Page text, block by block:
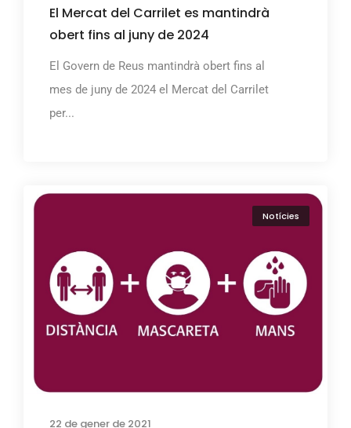
El Mercat del Carrilet es mantindrà
obert fins al juny de 2024
El Govern de Reus mantindrà obert fins al
mes de juny de 2024 el Mercat del Carrilet
per...
Notícies
22 de gener de 2021